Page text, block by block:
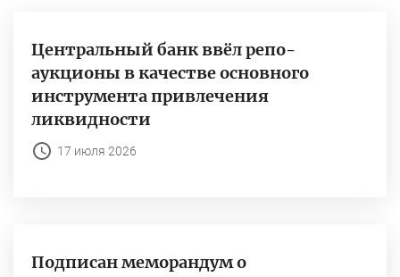
Центральный банк ввёл репо-
аукционы в качестве основного
инструмента привлечения
ликвидности
17 июля 2026
Подписан меморандум о